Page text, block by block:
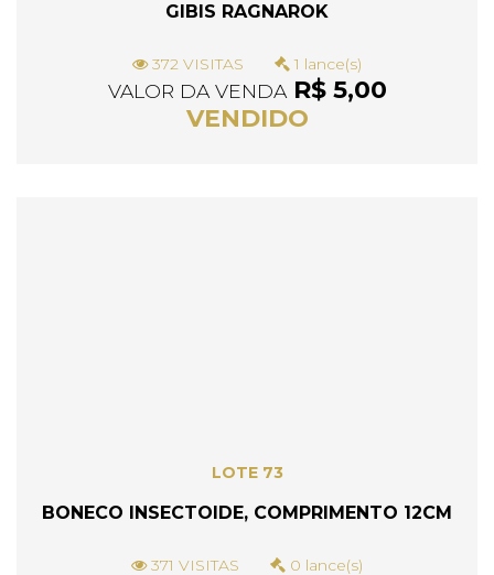
GIBIS RAGNAROK
372 VISITAS 1 lance(s)
VALOR DA VENDAR$ 5,00
VENDIDO
LOTE 73
BONECO INSECTOIDE, COMPRIMENTO 12CM
371 VISITAS 0 lance(s)